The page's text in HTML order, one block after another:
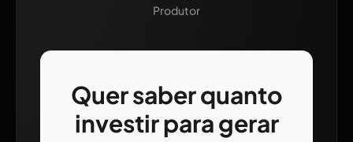
Produtor
Quer saber quanto
investir para gerar